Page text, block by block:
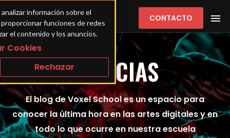
información sobre el
funciones de redes
el contenido y los anuncios.
Cookies
Rechazar
CONTACTO
NOTICIAS
El blog de Voxel School es un espacio para
conocer la última hora en las artes digitales y en
todo lo que ocurre en nuestra escuela